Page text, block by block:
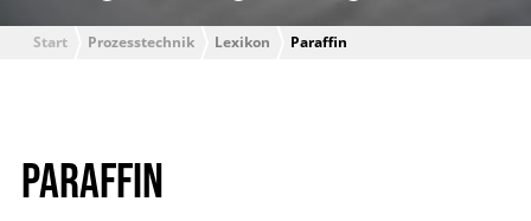
Start Prozesstechnik Lexikon Paraffin
PARAFFIN